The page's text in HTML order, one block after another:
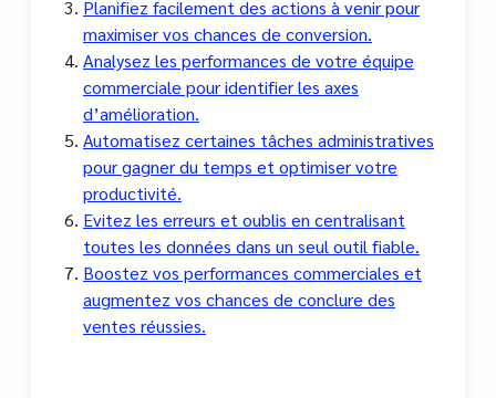
Planifiez facilement des actions à venir pour
maximiser vos chances de conversion.
Analysez les performances de votre équipe
commerciale pour identifier les axes
d’amélioration.
Automatisez certaines tâches administratives
pour gagner du temps et optimiser votre
productivité.
Evitez les erreurs et oublis en centralisant
toutes les données dans un seul outil fiable.
Boostez vos performances commerciales et
augmentez vos chances de conclure des
ventes réussies.